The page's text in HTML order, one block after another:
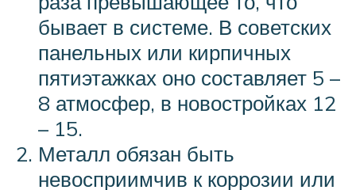
бывает в системе. В советских
панельных или кирпичных
пятиэтажках оно составляет 5 –
8 атмосфер, в новостройках 12
– 15.
Металл обязан быть
невосприимчив к коррозии или